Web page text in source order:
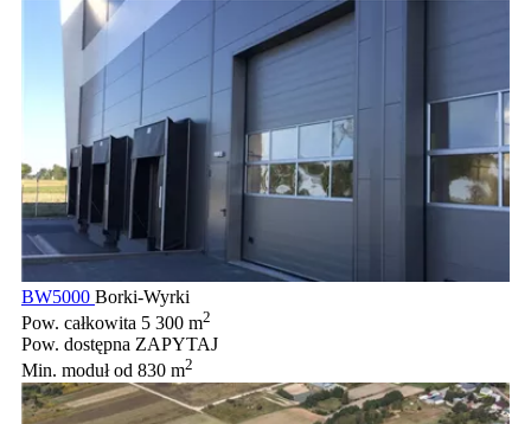
BW5000 Borki-Wyrki
Pow. całkowita 5 300 m2
Pow. dostępna ZAPYTAJ
Min. modułod 830 m2